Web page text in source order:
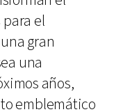
el
gran
una
años,
emblemático